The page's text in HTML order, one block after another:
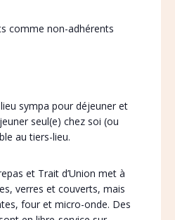
comme non-adhérents
sympa pour déjeuner et
seul(e) chez soi (ou
au tiers-lieu.
et Trait d’Union met à
verres et couverts, mais
four et micro-onde. Des